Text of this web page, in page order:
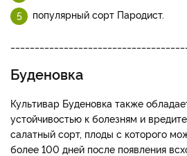
популярный сорт Пародист.
Буденовка
Культивар Буденовка также
устойчивостью к болезням и
салатный сорт, плоды с которого
более 100 дней после появления